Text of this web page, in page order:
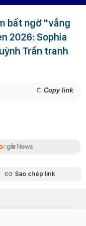
bất ngờ "vắng
2026: Sophia
Trần tranh
Copy link
Sao chép link